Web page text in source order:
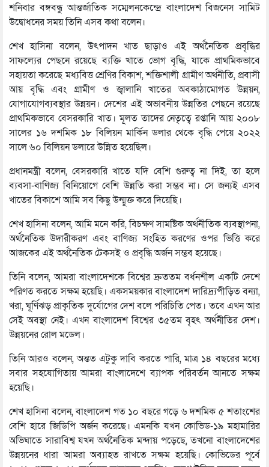
শনিবার বঙ্গবন্ধু আন্তর্জাতিক সম্মেলনকেন্দ্রে বাংলাদেশ বিজনেস সামিট
উদ্বোধনের সময় তিনি এসব কথা বলেন।
শেখ হাসিনা বলেন, উৎপাদন খাত ছাড়াও এই অর্থনৈতিক প্রবৃদ্ধির
সাফল্যের পেছনে রয়েছে ব্যক্তি খাতে ভোগ বৃদ্ধি, যাকে প্রাথমিকভাবে
সহায়তা করেছে মধ্যবিত্ত শ্রেণির বিকাশ, শক্তিশালী গ্রামীণ অর্থনীতি, প্রবাসী
আয় বৃদ্ধি এবং গ্রামীণ ও জ্বালানি খাতের অবকাঠামোগত উন্নয়ন,
যোগাযোগব্যবস্থার উন্নয়ন। দেশের এই অভাবনীয় উন্নতির পেছনে রয়েছে
প্রাথমিকভাবে বেসরকারি খাত। মূলত তাদের নেতৃত্বে রপ্তানি আয় ২০০৮
সালের ১৬ দশমিক ১৮ বিলিয়ন মার্কিন ডলার থেকে বৃদ্ধি পেয়ে ২০২২
সালে ৬০ বিলিয়ন ডলারে উন্নিত হয়েছিল।
প্রধানমন্ত্রী বলেন, বেসরকারি খাতে যদি বেশি গুরুত্ব না দিই, তা হলে
ব্যবসা-বাণিজ্য বিনিয়োগে বেশি উন্নতি করা সম্ভব না। সে জন্যই এসব
খাতের বিকাশে আমি সব কিছু উন্মুক্ত করে দিয়েছি।
শেখ হাসিনা বলেন, আমি মনে করি, বিচক্ষণ সামষ্টিক অর্থনীতিক ব্যবস্থাপনা,
অর্থনৈতিক উদারীকরণ এবং বাণিজ্য সংহিত করণের ওপর ভিত্তি করে
আজকের এই অর্থনৈতিক টেকসই ও প্রবৃদ্ধি অর্জন সম্ভব হয়েছে।
তিনি বলেন, আমরা বাংলাদেশকে বিশ্বের দ্রুততম বর্ধনশীল একটি দেশে
পরিণত করতে সক্ষম হয়েছি। একসময়কার বাংলাদেশ দারিদ্র্যপীড়িত বন্যা,
খরা, ঘূর্ণিঝড় প্রাকৃতিক দুর্যোগের দেশ বলে পরিচিতি পেত। তবে এখন আর
সেই অবস্থা নেই। এখন বাংলাদেশ বিশ্বের ৩৫তম বৃহৎ অর্থনীতির দেশ।
উন্নয়নের রোল মডেল।
তিনি আরও বলেন, অন্তত এটুকু দাবি করতে পারি, মাত্র ১৪ বছরের মধ্যে
সবার সহযোগিতায় আমরা বাংলাদেশে ব্যাপক পরিবর্তন আনতে সক্ষম
হয়েছি।
শেখ হাসিনা বলেন, বাংলাদেশ গত ১০ বছরে গড়ে ৬ দশমিক ৫ শতাংশের
বেশি হারে জিডিপি অর্জন করেছে। এমনকি যখন কোভিড-১৯ মহামারির
অভিঘাতে সারাবিশ্ব যখন অর্থনৈতিক মন্দায় পড়েছে, তখনো বাংলাদেশের
উন্নয়নের ধারা আমরা অব্যাহত রাখতে সক্ষম হয়েছি। কোভিডের পূর্বে